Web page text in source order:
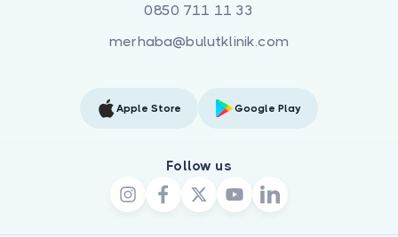
0850 711 11 33
merhaba@bulutklinik.com
Apple Store Google Play
Follow us